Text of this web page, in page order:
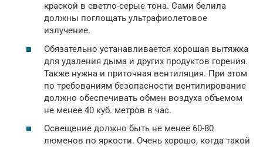
краской в светло-серые тона. Сами белила
должны поглощать ультрафиолетовое
излучение.
Обязательно устанавливается хорошая вытяжка
для удаления дыма и других продуктов горения.
Также нужна и приточная вентиляция. При этом
по требованиям безопасности вентилирование
должно обеспечивать обмен воздуха объемом
не менее 40 куб. метров в час.
Освещение должно быть не менее 60-80
люменов по яркости. Очень хорошо, когда такой